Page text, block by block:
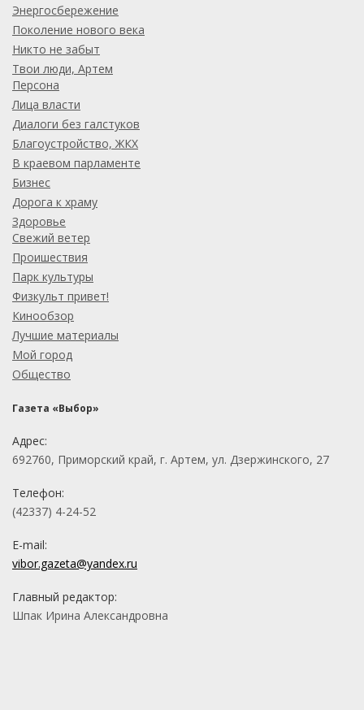
Энергосбережение
Поколение нового века
Никто не забыт
Твои люди, Артем
Персона
Лица власти
Диалоги без галстуков
Благоустройство, ЖКХ
В краевом парламенте
Бизнес
Дорога к храму
Здоровье
Свежий ветер
Проишествия
Парк культуры
Физкульт привет!
Кинообзор
Лучшие материалы
Мой город
Общество
Газета «Выбор»
Адрес:
692760, Приморский край, г. Артем, ул. Дзержинского, 27
Телефон:
(42337) 4-24-52
E-mail:
vibor.gazeta@yandex.ru
Главный редактор:
Шпак Ирина Александровна